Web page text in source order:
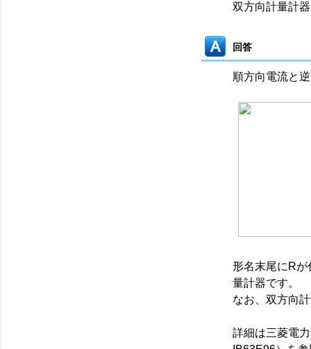
双方向計量計
回答
順方向電流と
形名末尾にRが
量計器です。
なお、双方向
詳細は三菱電